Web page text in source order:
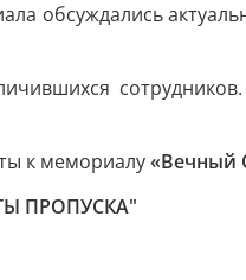
обсуждались
к мемориалу«Вечный
ПРОПУСКА"